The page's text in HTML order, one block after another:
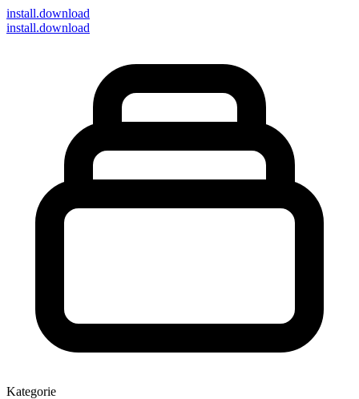
install.download
install.download
Kategorie